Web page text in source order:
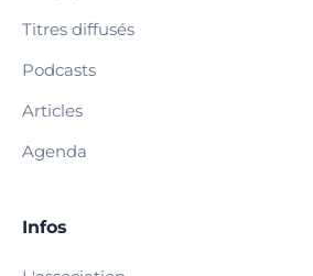
Titres diffusés
Podcasts
Articles
Agenda
Infos